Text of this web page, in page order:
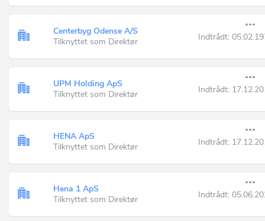
Centerbyg Odense A/S
Tilknyttet som Direktør
Indtrådt:
UPM Holding ApS
Tilknyttet som Direktør
Indtrådt:
HENA ApS
Tilknyttet som Direktør
Indtrådt:
Hena 1 ApS
Tilknyttet som Direktør
Indtrådt: